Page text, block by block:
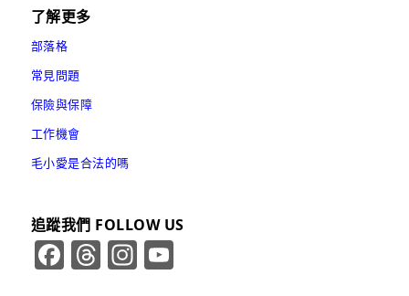
了解更多
部落格
常見問題
保險與保障
工作機會
毛小愛是合法的嗎
追蹤我們 FOLLOW US
FacebookThreads Instagram